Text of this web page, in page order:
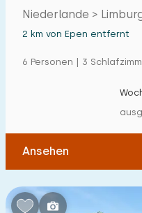
Niederlande >
2 km von Epen entfernt
6 Personen | 3
Ansehen